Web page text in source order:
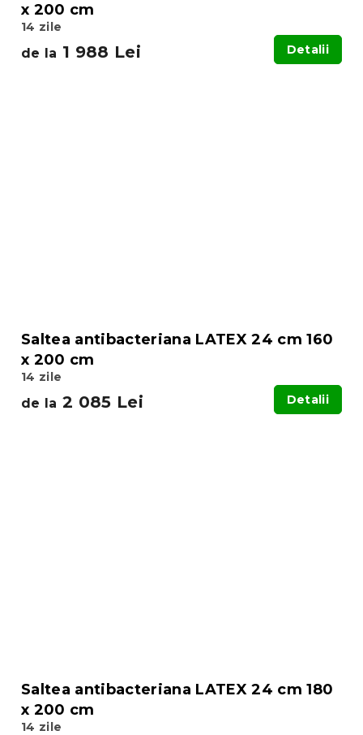
x 200 cm
14 zile
de la 1 988 Lei Detalii
Saltea antibacteriana LATEX 24 cm 160
x 200 cm
14 zile
de la 2 085 Lei Detalii
Saltea antibacteriana LATEX 24 cm 180
x 200 cm
14 zile